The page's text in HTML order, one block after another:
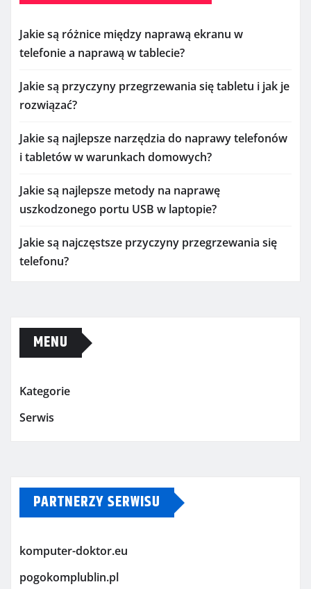
Jakie są różnice między naprawą ekranu w
telefonie a naprawą w tablecie?
Jakie są przyczyny przegrzewania się tabletu i jak je
rozwiązać?
Jakie są najlepsze narzędzia do naprawy telefonów
i tabletów w warunkach domowych?
Jakie są najlepsze metody na naprawę
uszkodzonego portu USB w laptopie?
Jakie są najczęstsze przyczyny przegrzewania się
telefonu?
MENU
Kategorie
Serwis
PARTNERZY SERWISU
komputer-doktor.eu
pogokomplublin.pl